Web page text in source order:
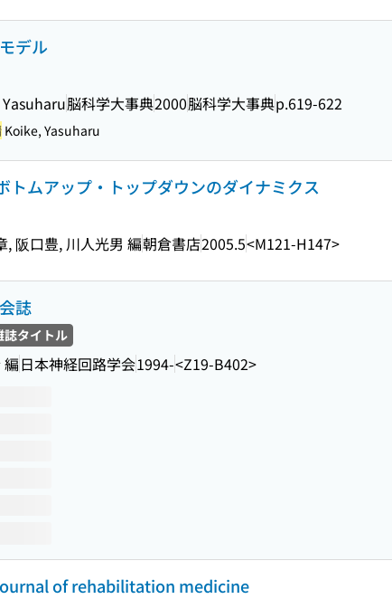
デル
脳科学大事典2000脳科学大事典p.619-622
Koike, Yasuharu
トムアップ・トップダウンのダイナミクス
, 阪口豊, 川人光男 編朝倉書店2005.5<M121-H147>
誌
誌タイトル
編日本神経回路学会1994-<Z19-B402>
of rehabilitation medicine